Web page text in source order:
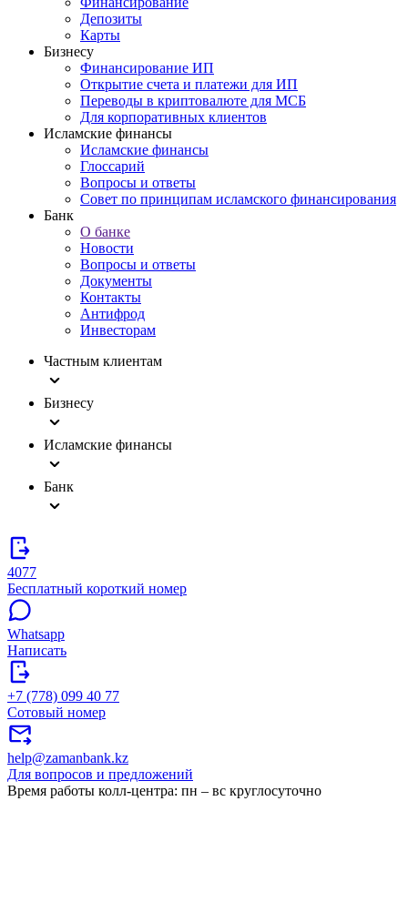
Депозиты
Карты
Бизнесу
Финансирование ИП
Открытие счета и платежи для ИП
Переводы в криптовалюте для МСБ
Для корпоративных клиентов
Исламские финансы
Исламские финансы
Глоссарий
Вопросы и ответы
Совет по принципам исламского финансирования
Банк
О банке
Новости
Вопросы и ответы
Документы
Контакты
Антифрод
Инвесторам
Частным клиентам
Бизнесу
Исламские финансы
Банк
4077
Бесплатный короткий номер
Whatsapp
Написать
+7 (778) 099 40 77
Сотовый номер
help@zamanbank.kz
Для вопросов и предложений
Время работы колл-центра: пн – вс круглосуточно